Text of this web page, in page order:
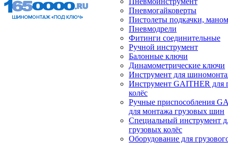
Пневмогайковерты
Пистолеты подкачки,
Пневмодрели
Фитинги соединительные
Ручной инструмент
Балонные ключи
Динамометрические ключи
Инструмент для
Инструмент GAITHER для
колёс
Ручные приспособления
для монтажа грузовых шин
Специальный инструмент
грузовых колёс
Оборудование для